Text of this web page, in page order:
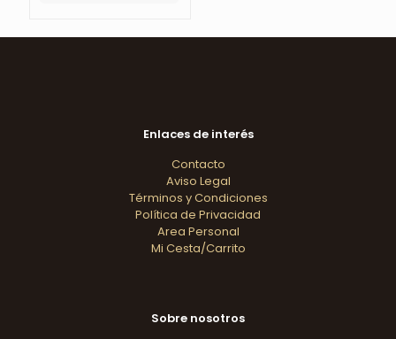
Enlaces de interés
Contacto
Aviso Legal
Términos y Condiciones
Política de Privacidad
Area Personal
Mi Cesta/Carrito
Sobre nosotros